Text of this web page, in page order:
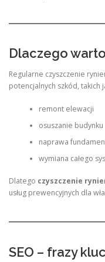
Dlaczego
Regularne czyszczenie
potencjalnych szkód, takich
remont elewacji
osuszanie budynku
naprawa
wymiana całego
Dlatego czyszczenie
usług prewencyjnych dla
SEO – frazy